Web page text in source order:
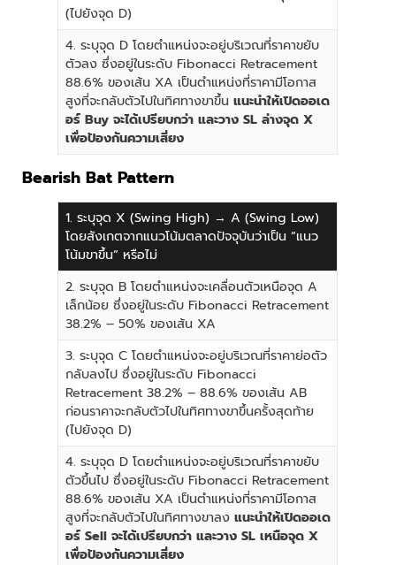
(ไปยังจุด D)
4. ระบุจุด D โดยตำแหน่งจะอยู่บริเวณที่ราคาขยับ
ตัวลง ซึ่งอยู่ในระดับ Fibonacci Retracement
88.6% ของเส้น XA เป็นตำแหน่งที่ราคามีโอกาส
สูงที่จะกลับตัวไปในทิศทางขาขึ้น แนะนำให้เปิดออเด
อร์ Buy จะได้เปรียบกว่า และวาง SL ล่างจุด X
เพื่อป้องกันความเสี่ยง
Bearish Bat Pattern
1. ระบุจุด X (Swing High) → A (Swing Low)
โดยสังเกตจากแนวโน้มตลาดปัจจุบันว่าเป็น “แนว
โน้มขาขึ้น” หรือไม่
2. ระบุจุด B โดยตำแหน่งจะเคลื่อนตัวเหนือจุด A
เล็กน้อย ซึ่งอยู่ในระดับ Fibonacci Retracement
38.2% – 50% ของเส้น XA
3. ระบุจุด C โดยตำแหน่งจะอยู่บริเวณที่ราคาย่อตัว
กลับลงไป ซึ่งอยู่ในระดับ Fibonacci
Retracement 38.2% – 88.6% ของเส้น AB
ก่อนราคาจะกลับตัวไปในทิศทางขาขึ้นครั้งสุดท้าย
(ไปยังจุด D)
4. ระบุจุด D โดยตำแหน่งจะอยู่บริเวณที่ราคาขยับ
ตัวขึ้นไป ซึ่งอยู่ในระดับ Fibonacci Retracement
88.6% ของเส้น XA เป็นตำแหน่งที่ราคามีโอกาส
สูงที่จะกลับตัวไปในทิศทางขาลง แนะนำให้เปิดออเด
อร์ Sell จะได้เปรียบกว่า และวาง SL เหนือจุด X
เพื่อป้องกันความเสี่ยง